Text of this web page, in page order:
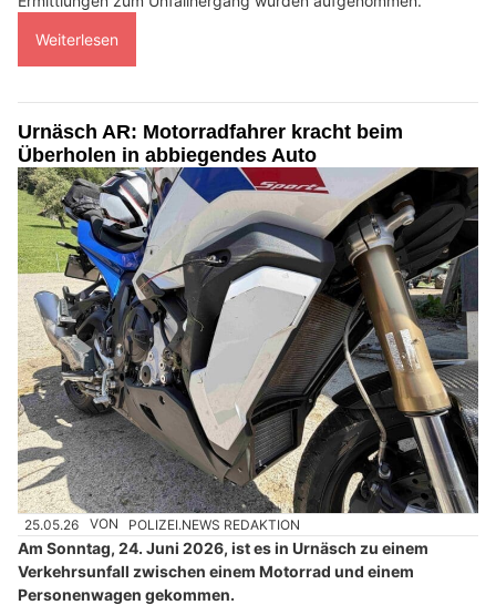
Weiterlesen
Urnäsch AR: Motorradfahrer kracht beim
Überholen in abbiegendes Auto
25.05.26 VON POLIZEI.NEWS REDAKTION
Am Sonntag, 24. Juni 2026, ist es in Urnäsch zu einem
Verkehrsunfall zwischen einem Motorrad und einem
Personenwagen gekommen.